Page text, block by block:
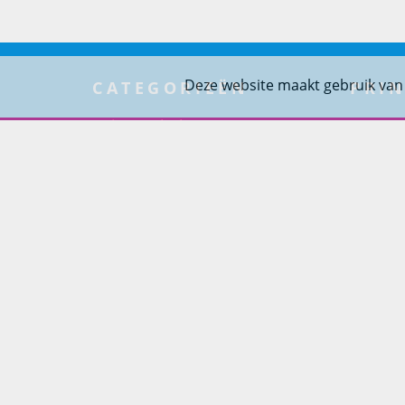
Deze website maakt gebruik
CATEGORIEËN
Tuinmeubelen
Over